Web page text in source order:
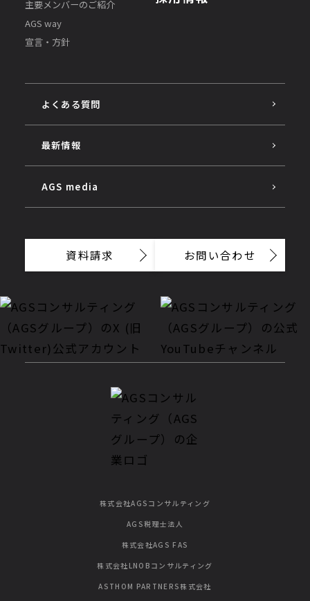
主要メンバーのご紹介
AGS way
宣言・方針
よくある質問
最新情報
AGS media
資料請求 お問い合わせ
株式会社AGSコンサルティング
AGS税理士法人
株式会社AGS FAS
株式会社LNOBコンサルティング
ASTHOM PARTNERS株式会社